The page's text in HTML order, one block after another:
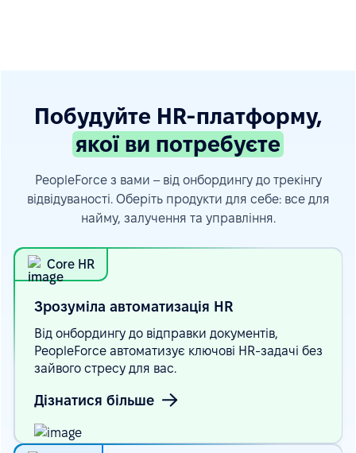
Побудуйте HR-платформу,
якої ви потребуєте
PeopleForce з вами – від онбордингу до трекінгу
відвідуваності. Оберіть продукти для себе: все для
найму, залучення та управління.
Core HR
Зрозуміла автоматизація HR
Від онбордингу до відправки документів,
PeopleForce автоматизує ключові HR-задачі без
зайвого стресу для вас.
Дізнатися більше